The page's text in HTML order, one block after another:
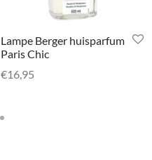
Lampe Berger huisparfum
Paris Chic
€16,95